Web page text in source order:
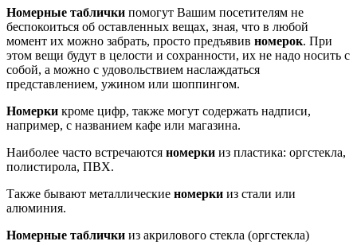
Номерные таблички помогут Вашим посетителям не
беспокоиться об оставленных вещах, зная, что в любой
момент их можно забрать, просто предъявив номерок. При
этом вещи будут в целости и сохранности, их не надо носить с
собой, а можно с удовольствием наслаждаться
представлением, ужином или шоппингом.
Номерки кроме цифр, также могут содержать надписи,
например, с названием кафе или магазина.
Наиболее часто встречаются номерки из пластика: оргстекла,
полистирола, ПВХ.
Также бывают металлические номерки из стали или
алюминия.
Номерные таблички из акрилового стекла (оргстекла)